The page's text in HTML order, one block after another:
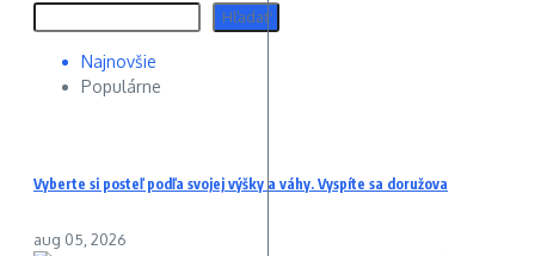
Hľadať
Najnovšie
Populárne
Vyberte si posteľ podľa svojej výšky a váhy. Vyspíte sa doružova
aug 05, 2026